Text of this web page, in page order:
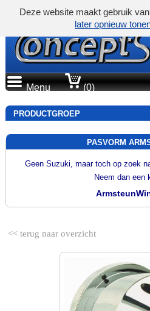
Menu (0)
PRODUCTGROEP
PASVORM
Geen Suzuki, maar toch op zoek
Neem dan een
<< terug naar overzicht
Deze website maakt gebruik
later opnieuw